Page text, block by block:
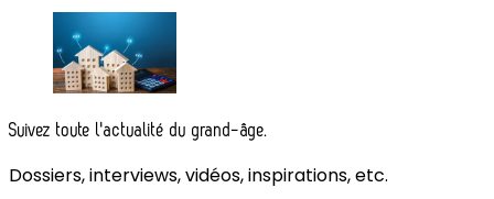
Suivez toute l'actualité du grand-âge.
Dossiers, interviews, vidéos, inspirations, etc.